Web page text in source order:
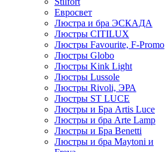
Евросвет
Люстра и бра ЭСКАДА
Люстры CITILUX
Люстры Favourite, F-Promo
Люстры Globo
Люстры Kink Light
Люстры Lussole
Люстры Rivoli, ЭРА
Люстры ST LUCE
Люстры и Бра Artis Luce
Люстры и бра Arte Lamp
Люстры и Бра Benetti
Люстры и бра Maytoni и